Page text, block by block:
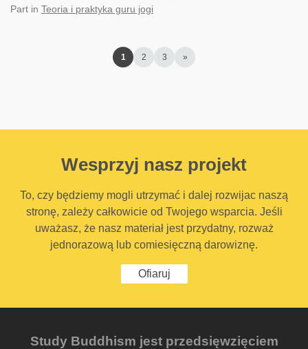
Part in Teoria i praktyka guru jogi
1 2 3 »
Wesprzyj nasz projekt
To, czy będziemy mogli utrzymać i dalej rozwijac naszą
stronę, zależy całkowicie od Twojego wsparcia. Jeśli
uważasz, że nasz materiał jest przydatny, rozważ
jednorazową lub comiesięczną darowiznę.
Ofiaruj
Study Buddhism jest przedsięwzięciem